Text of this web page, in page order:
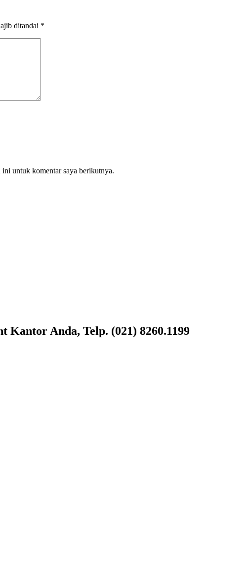
ditandai *
ini untuk komentar saya berikutnya.
Kantor Anda, Telp. (021) 8260.1199